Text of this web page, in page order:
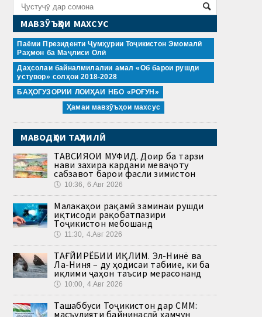
МАВЗӮЪҲОИ МАХСУС
Паёми Президенти Ҷумҳурии Тоҷикистон Эмомалӣ
Раҳмон ба Маҷлиси Олӣ
Даҳсолаи байналмилалии амал «Об барои рушди
устувор» солҳои 2018-2028
БАҲОГУЗОРИИ ЛОИҲАИ НБО «РОҒУН»
Ҳамаи мавзӯъҳои махсус
МАВОДҲОИ ТАҲЛИЛӢ
ТАВСИЯҲОИ МУФИД. Доир ба тарзи
нави захира кардани меваҷоту
сабзавот барои фасли зимистон
🕔 10:36, 6.Авг 2026
Малакаҳои рақамӣ заминаи рушди
иқтисоди рақобатпазири
Тоҷикистон мебошанд
🕔 11:30, 4.Авг 2026
ТАҒЙИРЁБИИ ИҚЛИМ. Эл-Нинё ва
Ла-Ниня – ду ҳодисаи табиие, ки ба
иқлими ҷаҳон таъсир мерасонанд
🕔 10:00, 4.Авг 2026
Ташаббуси Тоҷикистон дар СММ:
масъулияти байнинаслӣ ҳамчун